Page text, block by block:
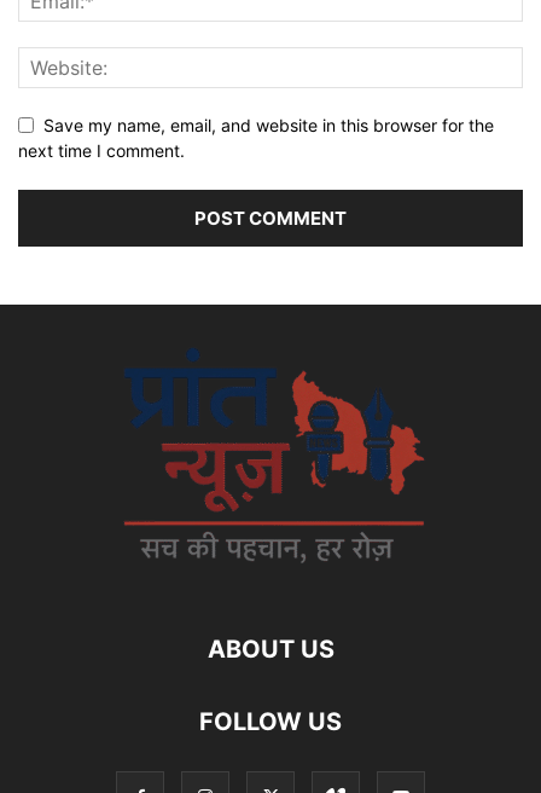
Save my name, email, and website in this browser for the
next time I comment.
ABOUT US
FOLLOW US